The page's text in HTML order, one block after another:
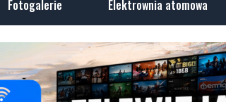
Fotogalerie Elektrownia atomowa